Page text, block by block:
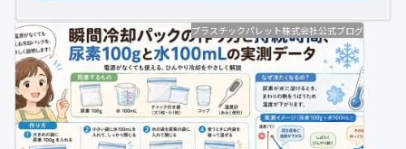
プラスチックパレット株式会社公式ブログ